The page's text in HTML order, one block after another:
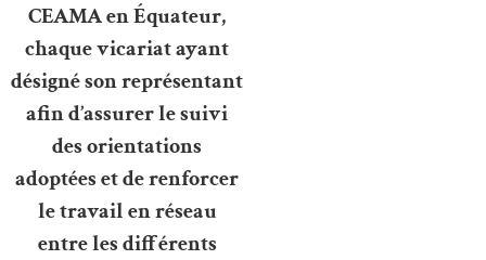
CEAMA en Équateur,
chaque vicariat ayant
désigné son représentant
afin d’assurer le suivi
des orientations
adoptées et de renforcer
le travail en réseau
entre les différents